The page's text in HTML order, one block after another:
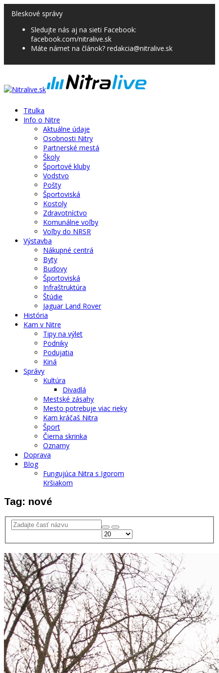
Bleskové správy
Sledujte nás aj na sieti Facebook:
facebook.com/nitralive.sk
Máte námet na článok? redakcia@nitralive.sk
Titulka
Info o Nitre
Aktuálne údaje
Osobnosti Nitry
Partnerské mestá
Školy
Športové kluby
Vodstvo
Pošty
Športoviská
Kostoly
Zdravotníctvo
Komunálne voľby
Voľby do NRSR
Výstavba
Nákupné centrá
Byty
Budovy
Športoviská
Infraštruktúra
Štúdie
Jaguar Land Rover
História
Kam v Nitre
Tipy na výlet
Podniky
Podujatia
Kiná
Správy
Kultúra
Divadlá
Mestské zásahy
Mesto potrebuje viac rieky
Kam kráčaš Nitra
Šport
Čierna skrinka
Oznamy
Doprava
Blog
Fungujúca Nitra s Igorom
Kršiakom
Tag: nové